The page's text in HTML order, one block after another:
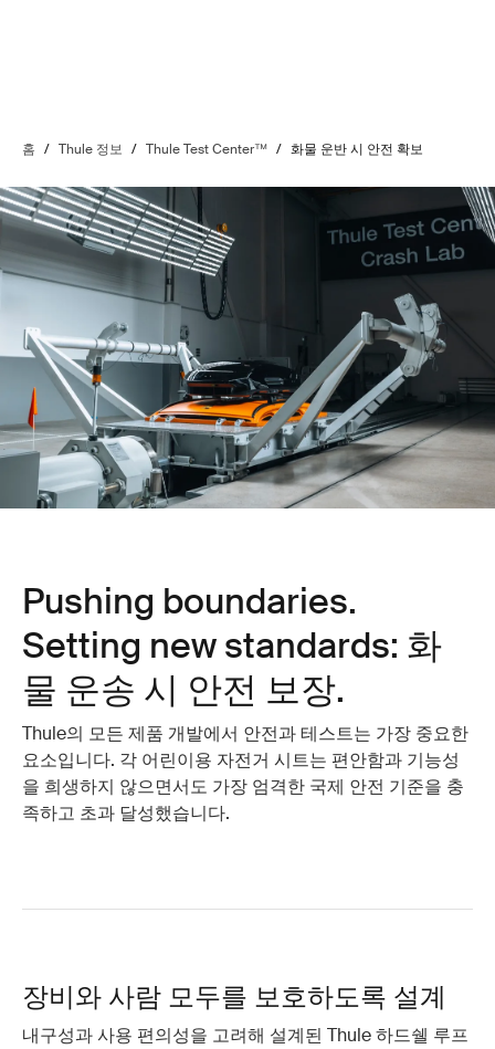
홈 / Thule 정보 / Thule Test Center™ / 화물 운반 시 안전 확보
Pushing boundaries.
Setting new standards: 화
물 운송 시 안전 보장.
Thule의 모든 제품 개발에서 안전과 테스트는 가장 중요한
요소입니다. 각 어린이용 자전거 시트는 편안함과 기능성
을 희생하지 않으면서도 가장 엄격한 국제 안전 기준을 충
족하고 초과 달성했습니다.
장비와 사람 모두를 보호하도록 설계
내구성과 사용 편의성을 고려해 설계된 Thule 하드쉘 루프